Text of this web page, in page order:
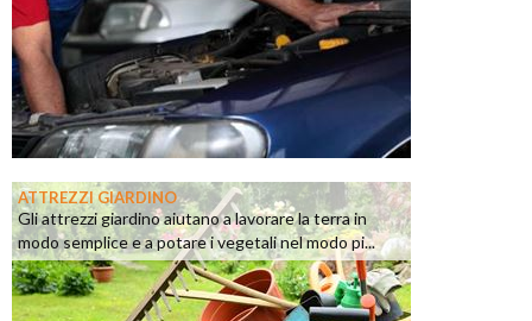
ATTREZZI GIARDINO
Gli attrezzi giardino aiutano a lavorare la terra in
modo semplice e a potare i vegetali nel modo pi...